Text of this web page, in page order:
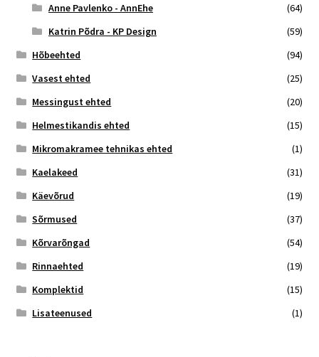
Anne Pavlenko - AnnEhe
(64)
Katrin Põdra - KP Design
(59)
Hõbeehted
(94)
Vasest ehted
(25)
Messingust ehted
(20)
Helmestikandis ehted
(15)
Mikromakramee tehnikas ehted
(1)
Kaelakeed
(31)
Käevõrud
(19)
Sõrmused
(37)
Kõrvarõngad
(54)
Rinnaehted
(19)
Komplektid
(15)
Lisateenused
(1)